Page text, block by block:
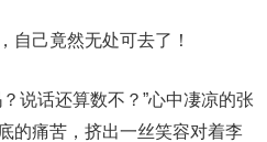
自己竟然无处可去了！
说话还算数不？”心中凄凉的张
的痛苦，挤出一丝笑容对着李